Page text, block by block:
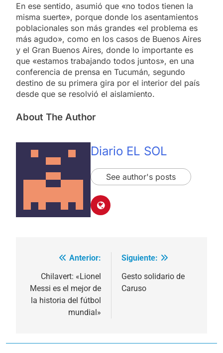
En ese sentido, asumió que «no todos tienen la
misma suerte», porque donde los asentamientos
poblacionales son más grandes «el problema es
más agudo», como en los casos de Buenos Aires
y el Gran Buenos Aires, donde lo importante es
que «estamos trabajando todos juntos», en una
conferencia de prensa en Tucumán, segundo
destino de su primera gira por el interior del país
desde que se resolvió el aislamiento.
About The Author
Diario EL SOL
See author's posts
Navegación
entradas
Anterior:
Chilavert: «Lionel
Messi es el mejor de
la historia del fútbol
mundial»
Siguiente:
Gesto solidario de
Caruso